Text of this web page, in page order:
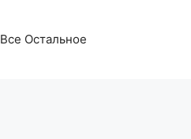
Все Остальное